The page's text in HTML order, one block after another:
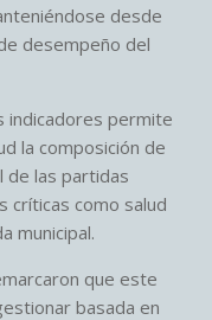
desde
desempeño del
indicadores permite
la composición de
de las partidas
críticas como salud
municipal.
que este
basada en